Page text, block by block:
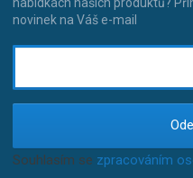
nabídkách našich produktů?
novinek na Váš e-mail
Souhlasím se zpracováním